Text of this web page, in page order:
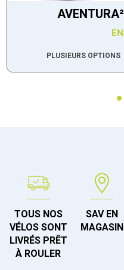
PLUSIEURS OPTIONS
TOUS NOS
VÉLOS SONT
LIVRÉS PRÊT
À ROULER
SAV EN
MAGASIN